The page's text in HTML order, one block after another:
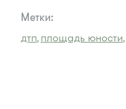
Метки:
дтп, площадь юности,